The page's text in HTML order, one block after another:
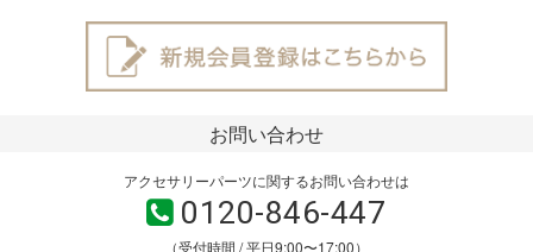
お問い合わせ
アクセサリーパーツに関するお問い合わせは
0120-846-447
（受付時間 / 平日9:00〜17:00）